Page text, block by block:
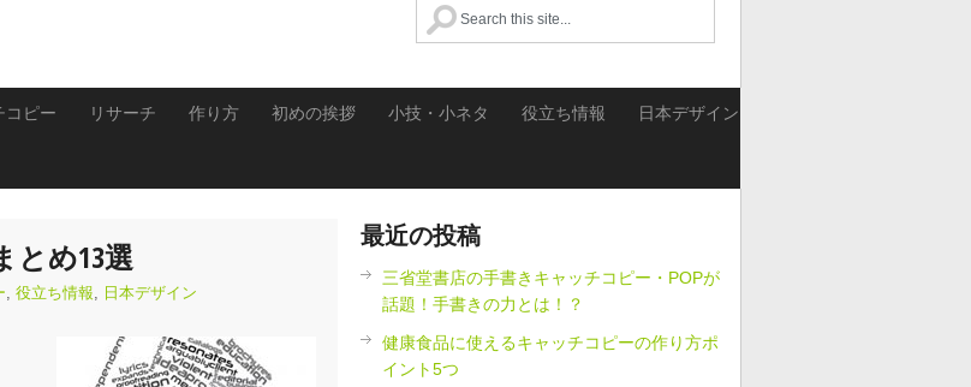
コピー リサーチ 作り方 初めの挨拶 小技・小ネタ 役立ち情報 日本デザイン
め13選
,役立ち情報, 日本デザイン
最近の投稿
三省堂書店の手書きキャッチコピー・POPが
話題！手書きの力とは！？
健康食品に使えるキャッチコピーの作り方ポ
イント5つ